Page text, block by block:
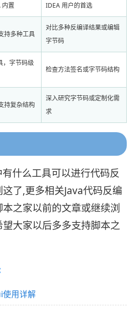
内置 IDEA 用户的首选
持多种工具
对比多种反编译结果或编辑
字节码
，字节码级
检查方法签名或字节码结构
持复杂结构
深入研究字节码或定制化需
求
什么工具可以进行代码反
了,更多相关Java代码反编
之家以前的文章或继续浏
大家以后多多支持脚本之
用详解